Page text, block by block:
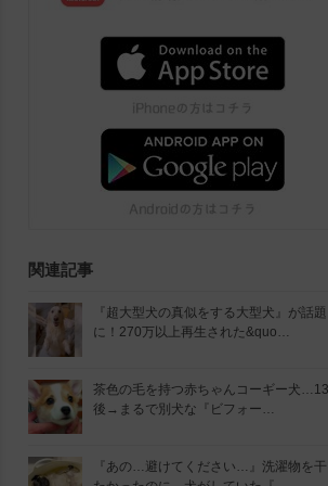
関連記事
『超大型犬の真似をする大型犬』が話題
に！270万以上再生された&quo…
茶色の毛を持つ赤ちゃんコーギー犬
後→まるで別犬な『ビフォー…
『あの…避けてください…』洗濯物を干